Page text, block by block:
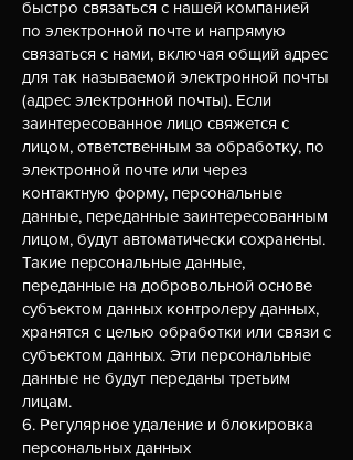
быстро связаться с нашей компанией
по электронной почте и напрямую
связаться с нами, включая общий адрес
для так называемой электронной почты
(адрес электронной почты). Если
заинтересованное лицо свяжется с
лицом, ответственным за обработку, по
электронной почте или через
контактную форму, персональные
данные, переданные заинтересованным
лицом, будут автоматически сохранены.
Такие персональные данные,
переданные на добровольной основе
субъектом данных контролеру данных,
хранятся с целью обработки или связи с
субъектом данных. Эти персональные
данные не будут переданы третьим
лицам.
6. Регулярное удаление и блокировка
персональных данных